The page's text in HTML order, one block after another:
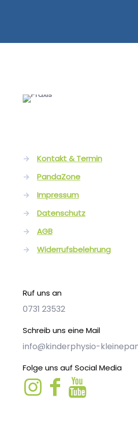
→
Kontakt & Termin
→
PandaZone
→
Impressum
→
Datenschutz
→
AGB
→
Widerrufsbelehrung
Ruf uns an
0731 23532
Schreib uns eine Mail
info@kinderphysio-
Folge uns auf Social Media